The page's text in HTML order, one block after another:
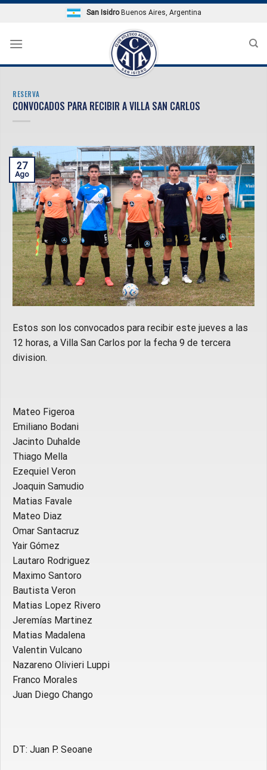
Skip
San IsidroBuenos Aires, Argentina
RESERVA
CONVOCADOS PARA RECIBIR A VILLA SAN CARLOS
27
Ago
Estos son los convocados para recibir este jueves a las
12 horas, a Villa San Carlos por la fecha 9 de tercera
division.
Mateo Figeroa
Emiliano Bodani
⁠Jacinto Duhalde
⁠Thiago Mella
⁠Ezequiel Veron
⁠Joaquin Samudio
⁠Matias Favale
⁠Mateo Diaz
⁠Omar Santacruz
⁠Yair Gómez
⁠Lautaro Rodriguez
⁠Maximo Santoro
Bautista Veron
Matias Lopez Rivero
⁠Jeremías Martinez
⁠Matias Madalena
⁠Valentin Vulcano
⁠Nazareno Olivieri Luppi
⁠Franco Morales
⁠Juan Diego Chango
DT: Juan P. Seoane